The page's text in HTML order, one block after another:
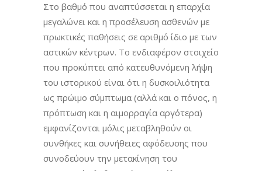
Στο βαθμό που αναπτύσσεται η επαρχία
μεγαλώνει και η προσέλευση ασθενών με
πρωκτικές παθήσεις σε αριθμό ίδιο με των
αστικών κέντρων. Το ενδιαφέρον στοιχείο
που προκύπτει από κατευθυνόμενη λήψη
του ιστορικού είναι ότι η δυσκοιλιότητα
ως πρώιμο σύμπτωμα (αλλά και ο πόνος, η
πρόπτωση και η αιμορραγία αργότερα)
εμφανίζονται μόλις μεταβληθούν οι
συνθήκες και συνήθειες αφόδευσης που
συνοδεύουν την μετακίνηση του